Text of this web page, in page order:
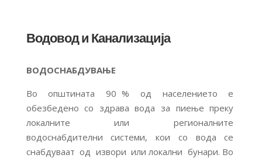
Водовод и Канализација
ВОДОСНАБДУВАЊЕ
Во општината 90 % од населението е
обезбедено со здрава вода за пиење преку
локалните или регионалните
водоснабдителни системи, кои со вода се
снабдуваат од извори или локални бунари. Во